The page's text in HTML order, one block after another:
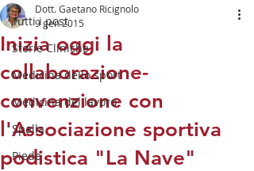
Tutti i post
Storie Cliniche
Medicina dello sport
Medicina del lavoro
Spalla
Piede
Inizia oggi la
collaborazione-
convenzione con
l'Associazione sportiva
podistica "La Nave"
Dott. Gaetano Ricignolo
9 gen 2015